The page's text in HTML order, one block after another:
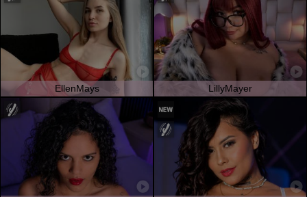
EllenMays LillyMayer